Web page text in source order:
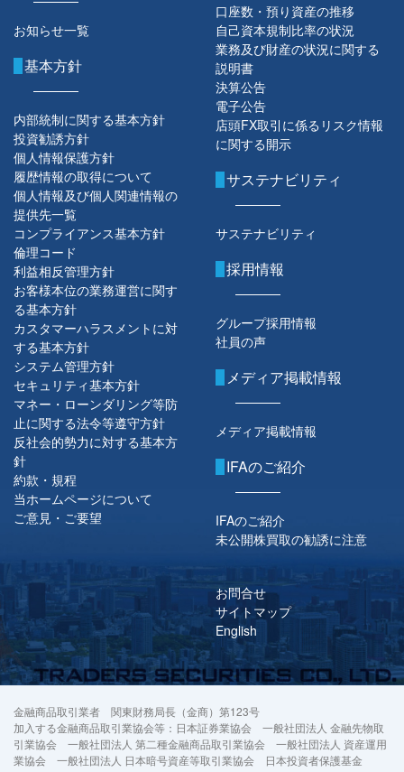
お知らせ一覧
口座数・預り資産の推移
自己資本規制比率の状況
業務及び財産の状況に関する
説明書
決算公告
電子公告
店頭FX取引に係るリスク情報
に関する開示
基本方針
内部統制に関する基本方針
投資勧誘方針
個人情報保護方針
履歴情報の取得について
個人情報及び個人関連情報の
提供先一覧
コンプライアンス基本方針
倫理コード
利益相反管理方針
お客様本位の業務運営に関す
る基本方針
カスタマーハラスメントに対
する基本方針
システム管理方針
セキュリティ基本方針
マネー・ローンダリング等防
止に関する法令等遵守方針
反社会的勢力に対する基本方
針
約款・規程
当ホームページについて
ご意見・ご要望
サステナビリティ
サステナビリティ
採用情報
グループ採用情報
社員の声
メディア掲載情報
メディア掲載情報
IFAのご紹介
IFAのご紹介
未公開株買取の勧誘に注意
お問合せ
サイトマップ
English
金融商品取引業者 関東財務局長（金商）第123号
加入する金融商品取引業協会等：日本証券業協会 一般社団法人 金融先物取
引業協会 一般社団法人 第二種金融商品取引業協会 一般社団法人 資産運用
業協会 一般社団法人 日本暗号資産等取引業協会 日本投資者保護基金